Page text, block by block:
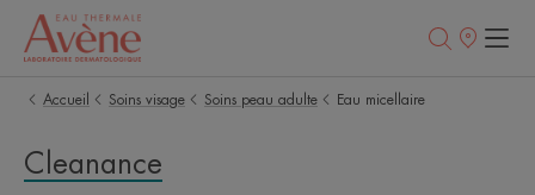
Points
Accueil
Soins visage Soins peau adulte Eau micellaire
Cleanance